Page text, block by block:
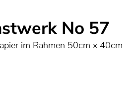
No 57
im Rahmen 50cm x 40cm